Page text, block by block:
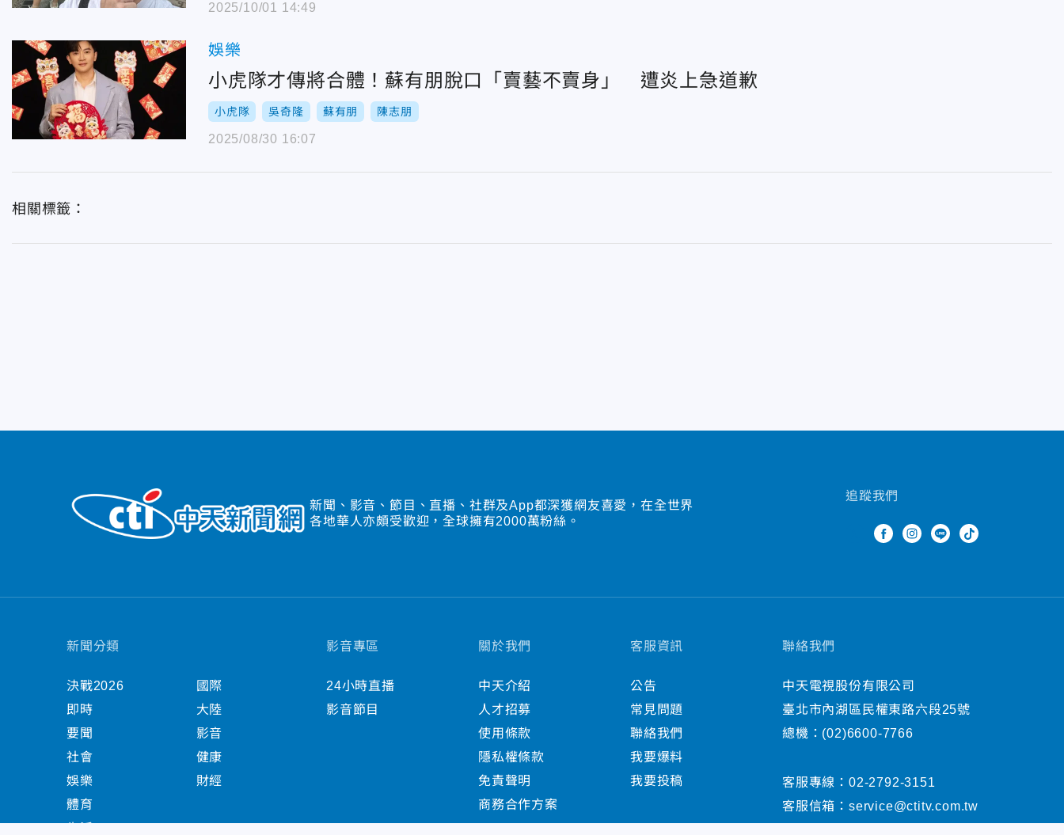
2025/10/01 14:49
娛樂
小虎隊才傳將合體！蘇有朋脫口「賣藝不賣身」 遭炎上急道歉
小虎隊 吳奇隆 蘇有朋 陳志朋
2025/08/30 16:07
相關標籤：
新聞、影音、節目、直播、社群及App都深獲網友喜愛，在全世界
各地華人亦頗受歡迎，全球擁有2000萬粉絲。
追蹤我們
新聞分類
決戰2026
即時
要聞
社會
娛樂
體育
國際
大陸
影音
健康
財經
影音專區
24小時直播
影音節目
關於我們
中天介紹
人才招募
使用條款
隱私權條款
免責聲明
商務合作方案
客服資訊
公告
常見問題
聯絡我們
我要爆料
我要投稿
聯絡我們
中天電視股份有限公司
臺北市內湖區民權東路六段25號
總機： (02)6600-7766
客服專線： 02-2792-3151
客服信箱： service@ctitv.com.tw